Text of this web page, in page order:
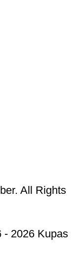
All Rights
- 2026 Kupas